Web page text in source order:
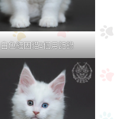
白色緬因貓2個月記錄